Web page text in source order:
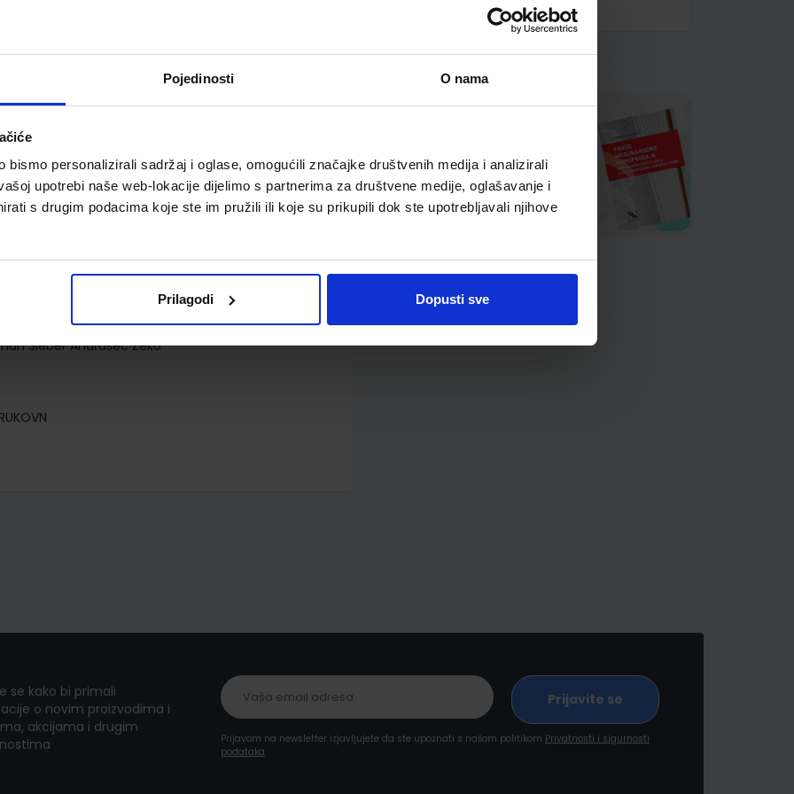
Pojedinosti O nama
bismo personalizirali sadržaj i oglase, omogućili značajke društvenih medija i analizirali
upotrebi naše web-lokacije dijelimo s partnerima za društvene medije, oglašavanje i
s drugim podacima koje ste im pružili ili koje su prikupili dok ste upotrebljavali njihove
Prilagodi Dopusti sve
gimnazija i strukovnih škola, 2. strani jezik, 1. godina
Sieber Andrašec Zeko
se kako bi primali
o novim proizvodima i
akcijama i drugim
Prijavom na newsletter izjavljujete da ste upoznati s našom politikom Privatnosti i sigurnosti
podataka